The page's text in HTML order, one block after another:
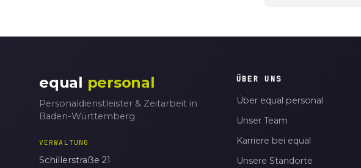
equal personal
Personaldienstleister & Zeitarbeit in
Baden-Württemberg
VERWALTUNG
Schillerstraße 21
ÜBER UNS
Über equal personal
Unser Team
Karriere bei equal
Unsere Standorte